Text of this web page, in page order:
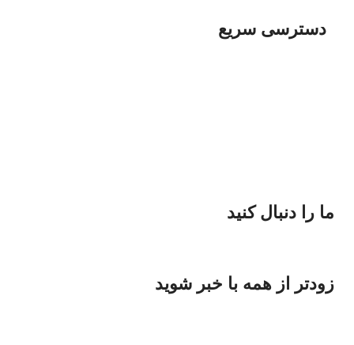
دسترسی سریع
ما را دنبال کنید
زودتر از همه با خبر شوید